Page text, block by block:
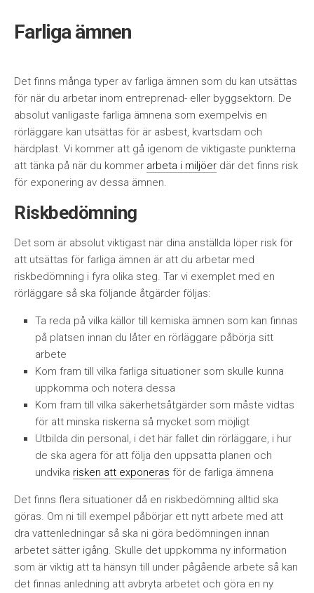
Farliga ämnen
Det finns många typer av farliga ämnen som du kan utsättas
för när du arbetar inom entreprenad- eller byggsektorn. De
absolut vanligaste farliga ämnena som exempelvis en
rörläggare kan utsättas för är asbest, kvartsdam och
härdplast. Vi kommer att gå igenom de viktigaste punkterna
att tänka på när du kommer arbeta i miljöer där det finns risk
för exponering av dessa ämnen.
Riskbedömning
Det som är absolut viktigast när dina anställda löper risk för
att utsättas för farliga ämnen är att du arbetar med
riskbedömning i fyra olika steg. Tar vi exemplet med en
rörläggare så ska följande åtgärder följas:
Ta reda på vilka källor till kemiska ämnen som kan finnas
på platsen innan du låter en rörläggare påbörja sitt
arbete
Kom fram till vilka farliga situationer som skulle kunna
uppkomma och notera dessa
Kom fram till vilka säkerhetsåtgärder som måste vidtas
för att minska riskerna så mycket som möjligt
Utbilda din personal, i det här fallet din rörläggare, i hur
de ska agera för att följa den uppsatta planen och
undvika risken att exponeras för de farliga ämnena
Det finns flera situationer då en riskbedömning alltid ska
göras. Om ni till exempel påbörjar ett nytt arbete med att
dra vattenledningar så ska ni göra bedömningen innan
arbetet sätter igång. Skulle det uppkomma ny information
som är viktig att ta hänsyn till under pågående arbete så kan
det finnas anledning att avbryta arbetet och göra en ny